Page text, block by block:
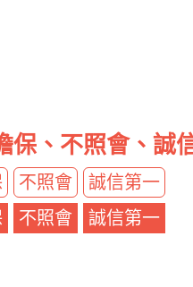
保、不照會、誠
不照會
誠信第一
不照會 誠信第一